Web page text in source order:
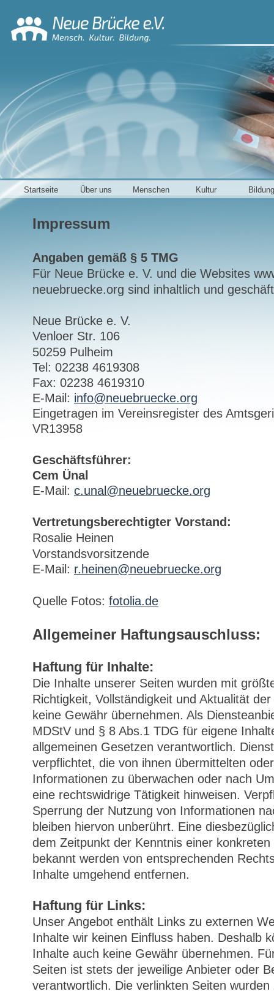
Startseite Über uns Menschen Kultur Bildung
Impressum
Angaben gemäß § 5 TMG
Für Neue Brücke e. V. und die Websites
neuebruecke.org sind inhaltlich und
Neue Brücke e. V.
Venloer Str. 106
50259 Pulheim
Tel: 02238 4619308
Fax: 02238 4619310
E-Mail: info@neuebruecke.org
Eingetragen im Vereinsregister des
VR13958
Geschäftsführer:
Cem Ünal
E-Mail: c.unal@neuebruecke.org
Vertretungsberechtigter Vorstand:
Rosalie Heinen
Vorstandsvorsitzende
E-Mail: r.heinen@neuebruecke.org
Quelle Fotos: fotolia.de
Allgemeiner Haftungsauschluss:
Haftung für Inhalte:
Die Inhalte unserer Seiten wurden mit
Richtigkeit, Vollständigkeit und Aktualität
keine Gewähr übernehmen. Als
MDStV und § 8 Abs.1 TDG für eigene
allgemeinen Gesetzen verantwortlich.
verpflichtet, die von ihnen übermittelten
Informationen zu überwachen oder nach
eine rechtswidrige Tätigkeit hinweisen.
Sperrung der Nutzung von Informationen
bleiben hiervon unberührt. Eine
dem Zeitpunkt der Kenntnis einer
bekannt werden von entsprechenden
Inhalte umgehend entfernen.
Haftung für Links:
Unser Angebot enthält Links zu externen
Inhalte wir keinen Einfluss haben. Deshalb
Inhalte auch keine Gewähr übernehmen.
Seiten ist stets der jeweilige Anbieter oder
verantwortlich. Die verlinkten Seiten